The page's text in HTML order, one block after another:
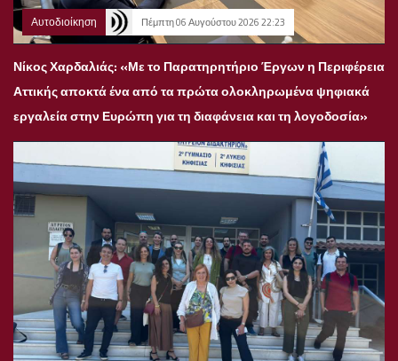
Αυτοδιοίκηση Πέμπτη 06 Αυγούστου 2026 22:23
Νίκος Χαρδαλιάς: «Με το Παρατηρητήριο Έργων η Περιφέρεια
Αττικής αποκτά ένα από τα πρώτα ολοκληρωμένα ψηφιακά
εργαλεία στην Ευρώπη για τη διαφάνεια και τη λογοδοσία»